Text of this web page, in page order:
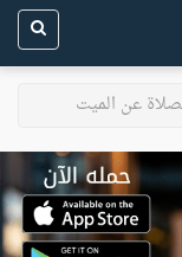
عن الميت